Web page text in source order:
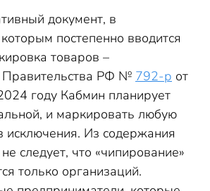
документ, в
которым постепенно вводится
товаров –
Правительства РФ № 792-р от
году Кабмин планирует
и маркировать любую
исключения. Из содержания
следует, что «чипирование»
только организаций.